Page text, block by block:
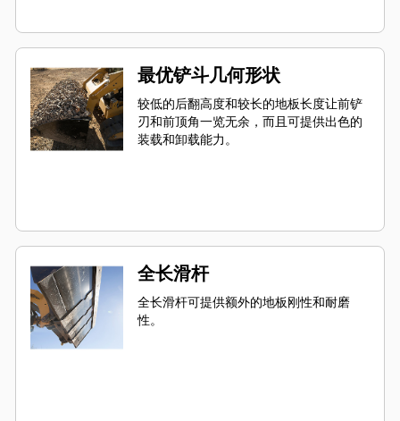
最优铲斗几何形状
较低的后翻高度和较长的地板长度让前铲
刃和前顶角一览无余，而且可提供出色的
装载和卸载能力。
全长滑杆
全长滑杆可提供额外的地板刚性和耐磨
性。